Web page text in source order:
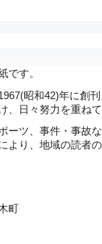
です。
昭和42)年に創
日々努力を重ねて
ツ、事件・事故
より、地域の読者
町